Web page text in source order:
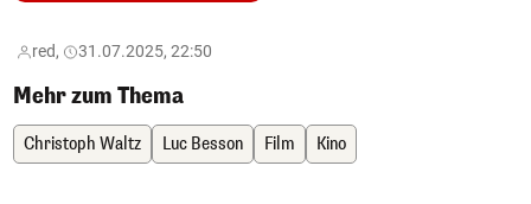
red, 31.07.2025, 22:50
Mehr zum Thema
Christoph Waltz Luc Besson Film Kino